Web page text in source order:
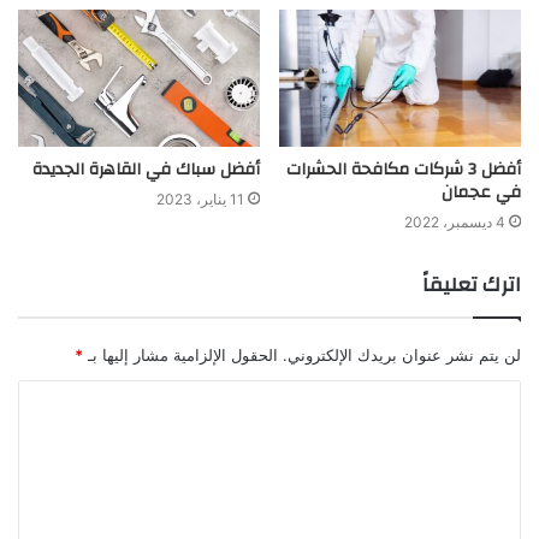
أفضل 3 شركات مكافحة الحشرات
في عجمان
4 ديسمبر، 2022
أفضل سباك في القاهرة الجديدة
11 يناير، 2023
اترك تعليقاً
لن يتم نشر عنوان بريدك الإلكتروني. الحقول الإلزامية مشار إليها بـ *